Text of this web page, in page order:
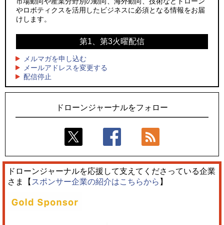
レッドクリフ、足利花火大会で映画『スパイダーマン』や
ドローンとナイトバブルが競演、「花園ドローンショーフェ
スタ2026」10/3、4開催
そらとぶタクシー、ハイブリッドeVTOL開発のPLANA社と独
占契約
防衛装備庁「迎撃ドローン早期取得プログラム」にテラドロ
サザンビーチちがさき花火大会で「復活の花火」打ち上げ、
キリンビールがライブ中継と連動した支援企画
ロボデックス、2時間超の飛行を目指す新型水素燃料電池ドロ
ーンを公開
やロボティクスを活用したビジネスに必須となる情報をお届
けします。
第1、第3火曜配信
メルマガを申し込む
メールアドレスを変更する
配信停止
ドローンジャーナルをフォロー
ドローンジャーナルを応援して支えてくださっている企業
さま【 スポンサー企業の紹介はこちらから 】